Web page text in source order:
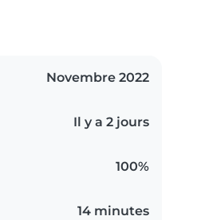
Novembre 2022
Il y a 2 jours
100%
14 minutes